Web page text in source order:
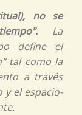
no se
La
define el
tal como la
a través
y el espacio-